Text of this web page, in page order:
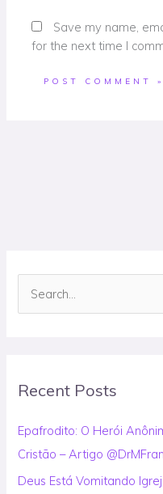
c
f
o
r
Recent Posts
Epafrodito: O Herói
Cristão – Artigo
Deus Está Vomitando
Save my name,
for the next time I